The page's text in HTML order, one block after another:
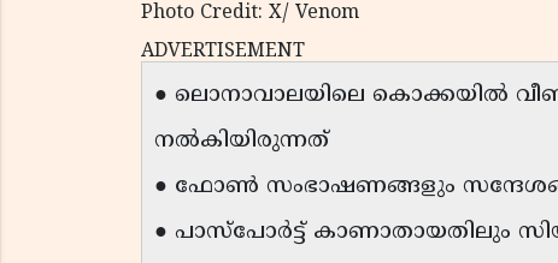
Photo Credit: X/ Venom
ADVERTISEMENT
● ലൊനാവാലയിലെ കൊക്കയിൽ
നൽകിയിരുന്നത്
● ഫോൺ സംഭാഷണങ്ങളും
● പാസ്‌പോർട്ട് കാണാതായതിലും